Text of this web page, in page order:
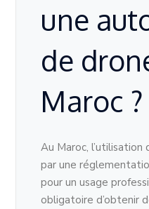
une
de
Maroc ?
Au Maroc, l’utilisation
par une
pour un usage
obligatoire d’obtenir